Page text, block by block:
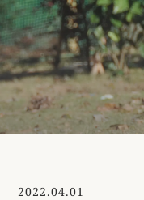
2022.04.01